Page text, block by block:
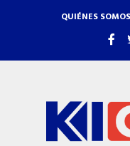
QUIÉNES SOMOS